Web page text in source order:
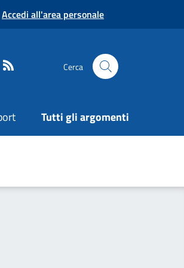
Accedi all'area personale
Cerca
Tutti gli argomenti